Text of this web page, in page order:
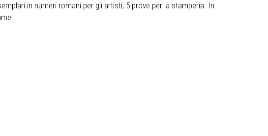
in numeri romani per gli artisti, 5 prove per la stamperia. In